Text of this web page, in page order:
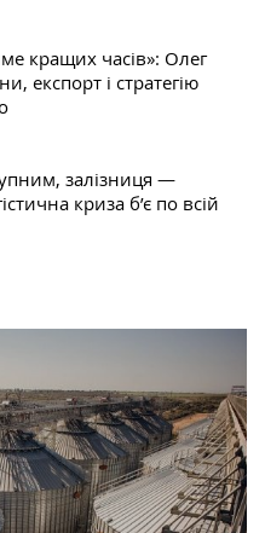
кращих часів»: Олег
експорт і стратегію
залізниця —
криза б’є по всій